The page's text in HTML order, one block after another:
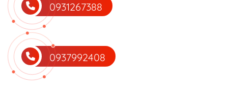
0931267388
0937992408